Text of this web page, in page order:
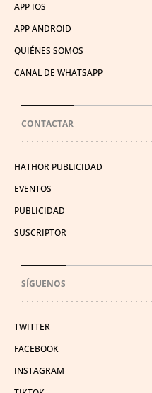
APP IOS
APP ANDROID
QUIÉNES SOMOS
CANAL DE WHATSAPP
CONTACTAR
HATHOR PUBLICIDAD
EVENTOS
PUBLICIDAD
SUSCRIPTOR
SÍGUENOS
TWITTER
FACEBOOK
INSTAGRAM